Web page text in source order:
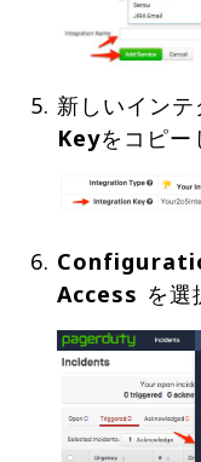
新しいイン
Keyをコピー
Access を選